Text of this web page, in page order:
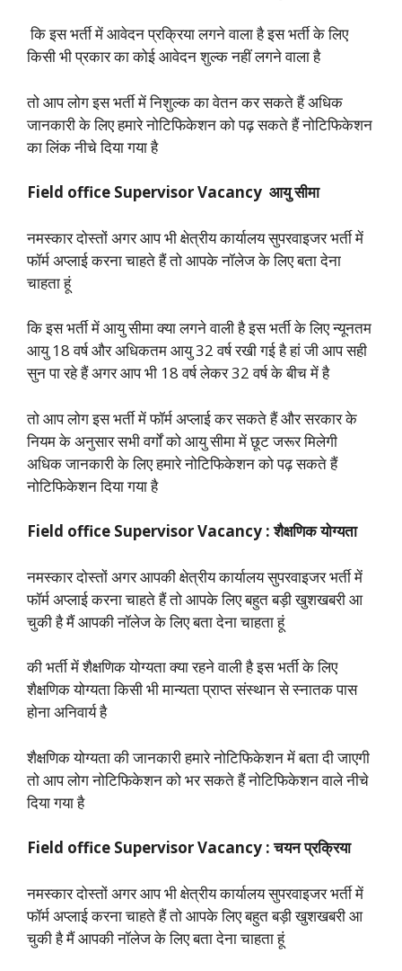
कि इस भर्ती में आवेदन प्रक्रिया लगने वाला है इस भर्ती के लिए
किसी भी प्रकार का कोई आवेदन शुल्क नहीं लगने वाला है
तो आप लोग इस भर्ती में निशुल्क का वेतन कर सकते हैं अधिक
जानकारी के लिए हमारे नोटिफिकेशन को पढ़ सकते हैं नोटिफिकेशन
का लिंक नीचे दिया गया है
Field office Supervisor Vacancy आयु सीमा
नमस्कार दोस्तों अगर आप भी क्षेत्रीय कार्यालय सुपरवाइजर भर्ती में
फॉर्म अप्लाई करना चाहते हैं तो आपके नॉलेज के लिए बता देना
चाहता हूं
कि इस भर्ती में आयु सीमा क्या लगने वाली है इस भर्ती के लिए न्यूनतम
आयु 18 वर्ष और अधिकतम आयु 32 वर्ष रखी गई है हां जी आप सही
सुन पा रहे हैं अगर आप भी 18 वर्ष लेकर 32 वर्ष के बीच में है
तो आप लोग इस भर्ती में फॉर्म अप्लाई कर सकते हैं और सरकार के
नियम के अनुसार सभी वर्गों को आयु सीमा में छूट जरूर मिलेगी
अधिक जानकारी के लिए हमारे नोटिफिकेशन को पढ़ सकते हैं
नोटिफिकेशन दिया गया है
Field office Supervisor Vacancy : शैक्षणिक योग्यता
नमस्कार दोस्तों अगर आपकी क्षेत्रीय कार्यालय सुपरवाइजर भर्ती में
फॉर्म अप्लाई करना चाहते हैं तो आपके लिए बहुत बड़ी खुशखबरी आ
चुकी है मैं आपकी नॉलेज के लिए बता देना चाहता हूं
की भर्ती में शैक्षणिक योग्यता क्या रहने वाली है इस भर्ती के लिए
शैक्षणिक योग्यता किसी भी मान्यता प्राप्त संस्थान से स्नातक पास
होना अनिवार्य है
शैक्षणिक योग्यता की जानकारी हमारे नोटिफिकेशन में बता दी जाएगी
तो आप लोग नोटिफिकेशन को भर सकते हैं नोटिफिकेशन वाले नीचे
दिया गया है
Field office Supervisor Vacancy : चयन प्रक्रिया
नमस्कार दोस्तों अगर आप भी क्षेत्रीय कार्यालय सुपरवाइजर भर्ती में
फॉर्म अप्लाई करना चाहते हैं तो आपके लिए बहुत बड़ी खुशखबरी आ
चुकी है मैं आपकी नॉलेज के लिए बता देना चाहता हूं